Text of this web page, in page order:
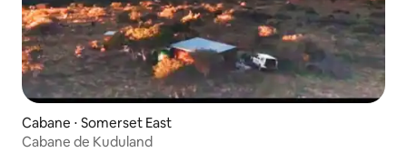
Cabane ⋅ Somerset East
Cabane de Kuduland